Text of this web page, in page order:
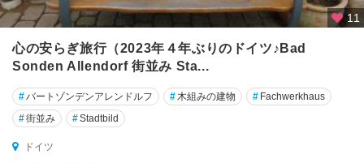
シ
ュ
バ
ガ
ウ
シ
11
心の安らぎ旅行（2023年４年ぶりのドイツ♪Bad
Sonden Allendorf 街並み Sta...
#バートゾンデンアレンドルフ # 木組みの建物 # Fachwerkhaus
#街並み #Stadtbild
ドイツ